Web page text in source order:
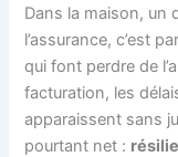
Dans la maison, un
l’assurance, c’est
qui font perdre de
facturation, les
apparaissent sans
pourtant net :